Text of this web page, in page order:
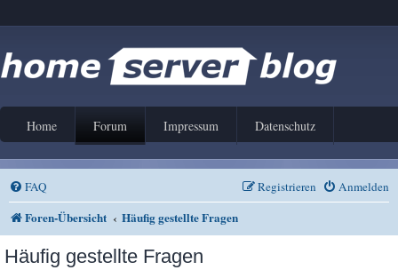
Home Forum Impressum Datenschutz
FAQ Anmelden
Registrieren
Foren-Übersicht Häufig gestellte Fragen
Häufig gestellte Fragen